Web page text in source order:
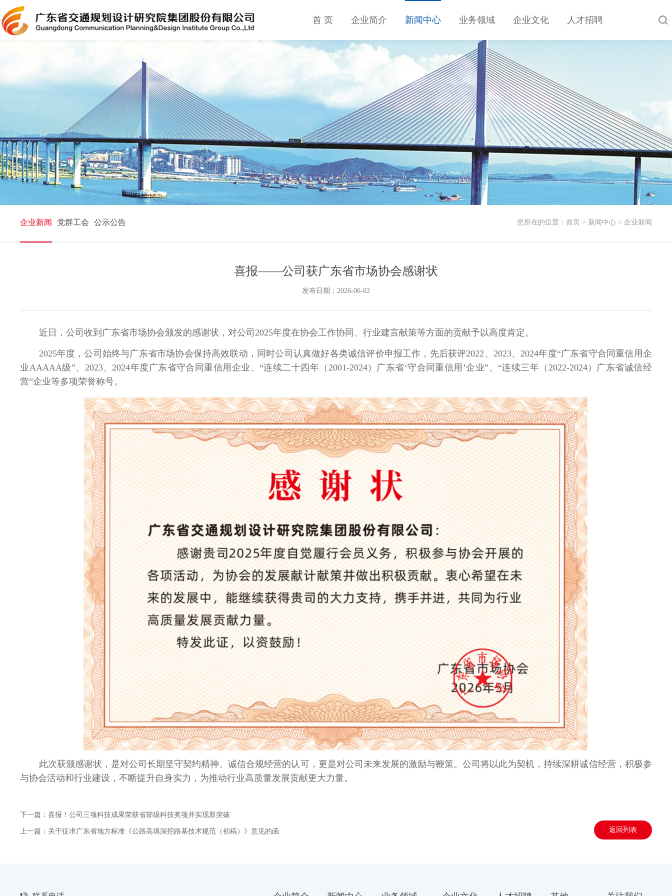
首 页 企业简介 新闻中心 业务领域 企业文化 人才招聘
您所在的位置： 首页 > 新闻中心> 企业新闻
企业新闻 党群工会 公示公告
喜报——公司获广东省市场协会感谢状
发布日期：2026-06-02
近日，公司收到广东省市场协会颁发的感谢状，对公司2025年度在协会工作协同、行业建言献策等方面的贡献予以高度肯定。
2025年度，公司始终与广东省市场协会保持高效联动，同时公司认真做好各类诚信评价申报工作，先后获评2022 、 2023、2024年度“广东省守合同重信用企
业AAAAA级”、2023、2024年度广东省守合同重信用企业、“连续二十四年（2001-2024）广东省‘守合同重信用’企业”、“连续三年（2022-2024）广东省诚信经
营”企业等多项荣誉称号。
此次获颁感谢状，是对公司长期坚守契约精神、诚信合规经营的认可，更是对公司未来发展的激励与鞭策。公司将以此为契机，持续深耕诚信经营，积极参
与协会活动和行业建设，不断提升自身实力，为推动行业高质量发展贡献更大力量。
返回列表
下一篇：喜报！公司三项科技成果荣获省部级科技奖项并实现新突破
上一篇：关于征求广东省地方标准《公路高填深挖路基技术规范（初稿）》意见的函